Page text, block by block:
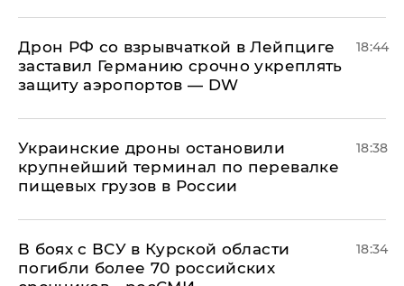
​Дрон РФ со взрывчаткой в Лейпциге
заставил Германию срочно укреплять
защиту аэропортов — DW
18:44
Украинские дроны остановили
крупнейший терминал по перевалке
пищевых грузов в России
18:38
В боях с ВСУ в Курской области
погибли более 70 российских
18:34